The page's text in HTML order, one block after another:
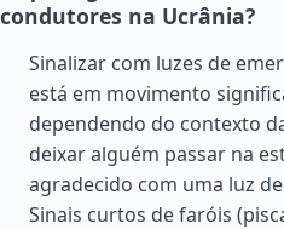
condutores na Ucrânia?
Sinalizar com luzes de
está em movimento
dependendo do contexto
deixar alguém passar na
agradecido com uma luz
Sinais curtos de faróis